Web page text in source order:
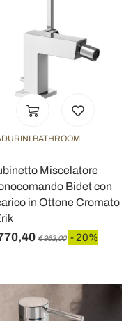
BATHROOM
Miscelatore
Bidet con
in Ottone Cromato
€ 963,00 - 20%